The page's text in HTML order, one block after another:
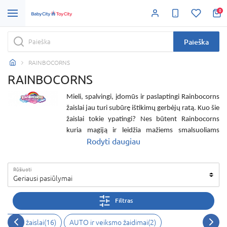
0
Paieška
RAINBOCORNS
RAINBOCORNS
Mieli, spalvingi, įdomūs ir paslaptingi Rainbocorns
žaislai jau turi subūrę ištikimų gerbėjų ratą. Kuo šie
žaislai tokie ypatingi? Nes būtent
Rainbocorns
kuria magiją ir leidžia mažiems smalsuoliams
atskleisti paslaptis. Perkant ar gaunant vieną iš šių
pagrindiniaiRainbocors žaislaiyra patalpinti
kietame apvalkale-kiaušinyje. Todėl, tai kas gyvena
viduje pamatome tik išpakavę dovaną. Toks
siurprizasRainbocorns
sukuria daugiau
netikėtumo, juoko ir nekantrumo. Atidarius jo
pakuotę viduje Jūsų lauks papildomi aksesuarai ar
Rodyti daugiau
Rūšiuoti
Geriausi pasiūlymai
Filtras
žaislai(16) AUTO ir veiksmo žaidimai(2)